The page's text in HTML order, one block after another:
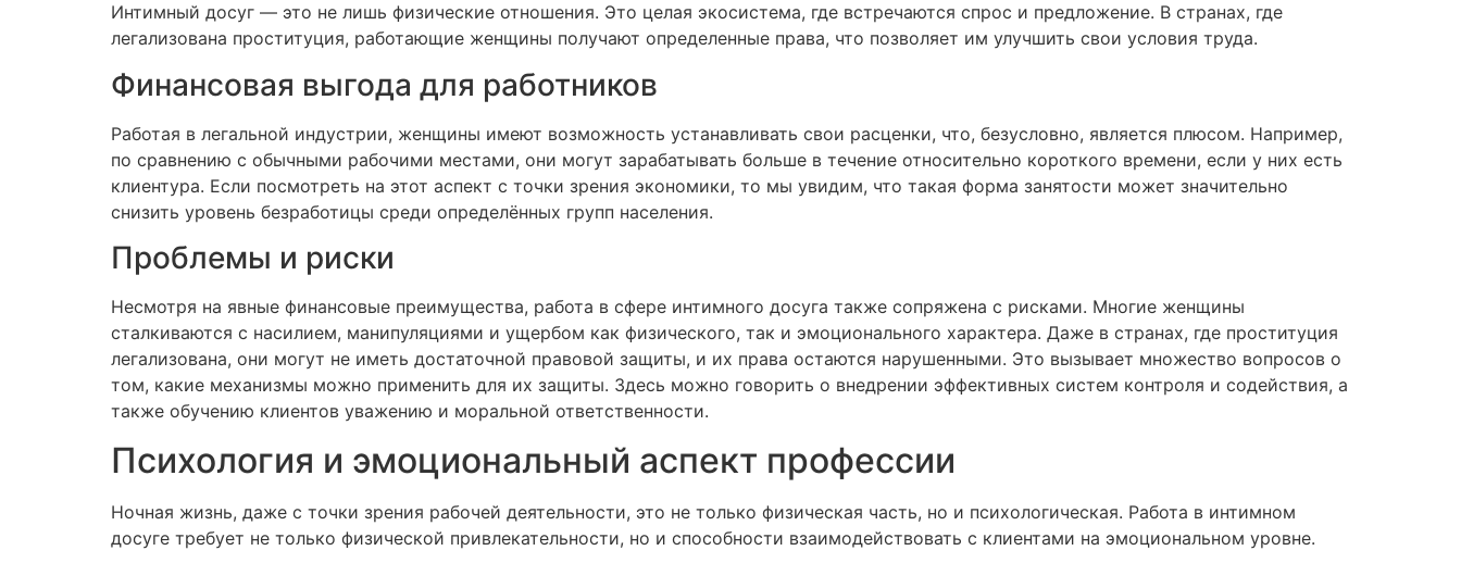
Интимный досуг — это не лишь физические отношения. Это целая экосистема, где встречаются спрос и предложение. В странах, где
легализована проституция, работающие женщины получают определенные права, что позволяет им улучшить свои условия труда.
Финансовая выгода для работников
Работая в легальной индустрии, женщины имеют возможность устанавливать свои расценки, что, безусловно, является плюсом. Например,
по сравнению с обычными рабочими местами, они могут зарабатывать больше в течение относительно короткого времени, если у них есть
клиентура. Если посмотреть на этот аспект с точки зрения экономики, то мы увидим, что такая форма занятости может значительно
снизить уровень безработицы среди определённых групп населения.
Проблемы и риски
Несмотря на явные финансовые преимущества, работа в сфере интимного досуга также сопряжена с рисками. Многие женщины
сталкиваются с насилием, манипуляциями и ущербом как физического, так и эмоционального характера. Даже в странах, где проституция
легализована, они могут не иметь достаточной правовой защиты, и их права остаются нарушенными. Это вызывает множество вопросов о
том, какие механизмы можно применить для их защиты. Здесь можно говорить о внедрении эффективных систем контроля и содействия, а
также обучению клиентов уважению и моральной ответственности.
Психология и эмоциональный аспект профессии
Ночная жизнь, даже с точки зрения рабочей деятельности, это не только физическая часть, но и психологическая. Работа в интимном
досуге требует не только физической привлекательности, но и способности взаимодействовать с клиентами на эмоциональном уровне.